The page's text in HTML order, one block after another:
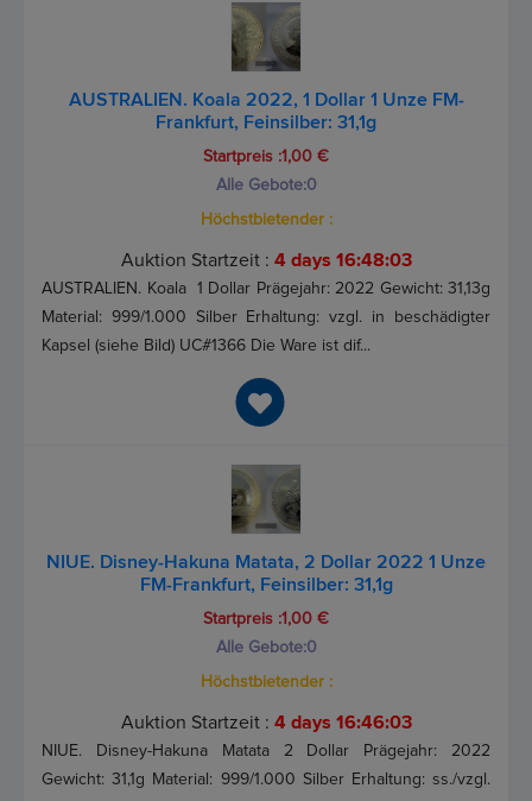
AUSTRALIEN. Koala 2022, 1 Dollar 1 Unze FM-
Frankfurt, Feinsilber: 31,1g
Startpreis :1,00 €
Alle Gebote:0
Höchstbietender :
Auktion Startzeit : 4 days 16:48:03
AUSTRALIEN. Koala 1 Dollar Prägejahr: 2022 Gewicht: 31,13g
Material: 999/1.000 Silber Erhaltung: vzgl. in beschädigter
Kapsel (siehe Bild) UC#1366 Die Ware ist dif...
NIUE. Disney-Hakuna Matata, 2 Dollar 2022 1 Unze
FM-Frankfurt, Feinsilber: 31,1g
Startpreis :1,00 €
Alle Gebote:0
Höchstbietender :
Auktion Startzeit : 4 days 16:46:03
NIUE. Disney-Hakuna Matata 2 Dollar Prägejahr: 2022
Gewicht: 31,1g Material: 999/1.000 Silber Erhaltung: ss./vzgl.